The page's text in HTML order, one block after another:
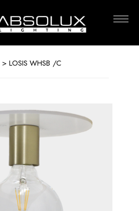
> LOSIS WHSB /C